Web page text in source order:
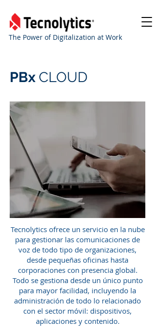
The Power of Digitalization at Work
PBx CLOUD
Tecnolytics ofrece un servicio en la nube
para gestionar las comunicaciones de
voz de todo tipo de organizaciones,
desde pequeñas oficinas hasta
corporaciones con presencia global.
Todo se gestiona desde un único punto
para mayor facilidad, incluyendo la
administración de todo lo relacionado
con el sector móvil: dispositivos,
aplicaciones y contenido.